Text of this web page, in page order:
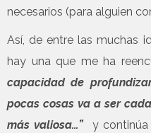
necesarios (para alguien
Así, de entre las muchas
hay una que me ha
capacidad de
pocas cosas va a ser
más valiosa…”
y continúa